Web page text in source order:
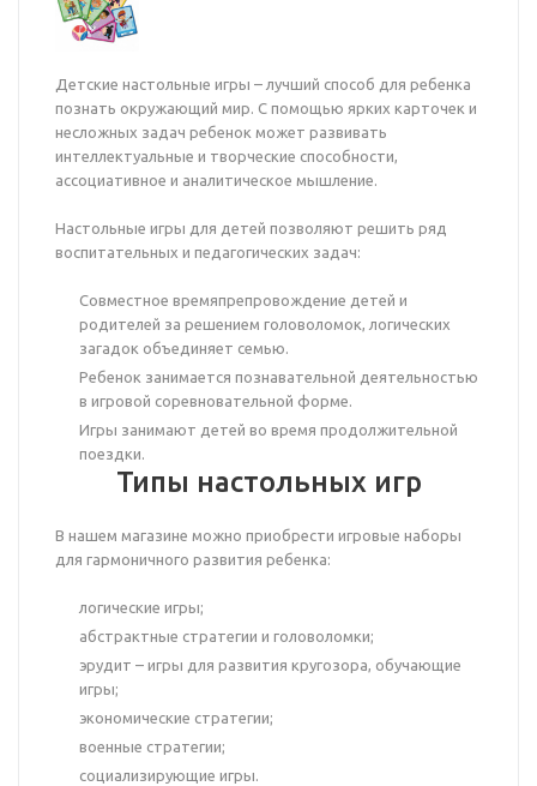
Детские настольные игры – лучший способ для ребенка
познать окружающий мир. С помощью ярких карточек и
несложных задач ребенок может развивать
интеллектуальные и творческие способности,
ассоциативное и аналитическое мышление.
Настольные игры для детей позволяют решить ряд
воспитательных и педагогических задач:
Совместное времяпрепровождение детей и
родителей за решением головоломок, логических
загадок объединяет семью.
Ребенок занимается познавательной деятельностью
в игровой соревновательной форме.
Игры занимают детей во время продолжительной
поездки.
Типы настольных игр
В нашем магазине можно приобрести игровые наборы
для гармоничного развития ребенка:
логические игры;
абстрактные стратегии и головоломки;
эрудит – игры для развития кругозора, обучающие
игры;
экономические стратегии;
военные стратегии;
социализирующие игры.